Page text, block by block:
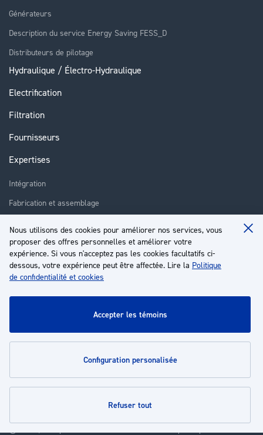
Nous utilisons des cookies pour améliorer nos services, vous
proposer des offres personnelles et améliorer votre
expérience. Si vous n'acceptez pas les cookies facultatifs ci-
dessous, votre expérience peut être affectée. Lire la Politique
de confidentialité et cookies
accepter les témoins
configuration personalisée
refuser tout
Générateurs
Description du service Energy Saving FESS_D
Distributeurs de pilotage
Hydraulique / Électro-Hydraulique
Electrification
Filtration
Fournisseurs
Expertises
Intégration
Fabrication et assemblage
Réparation
Formation
À propos
Service client